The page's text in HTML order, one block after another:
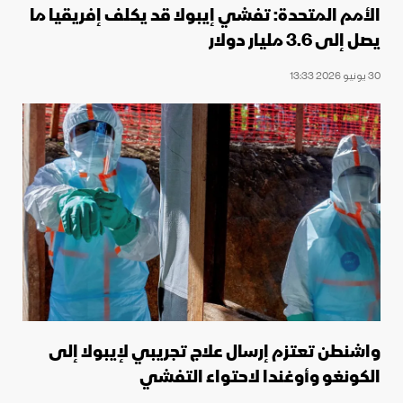
الأمم المتحدة: تفشي إيبولا قد يكلف إفريقيا ما
يصل إلى 3.6 مليار دولار
30 يونيو 2026 13:33
واشنطن تعتزم إرسال علاج تجريبي لإيبولا إلى
الكونغو وأوغندا لاحتواء التفشي